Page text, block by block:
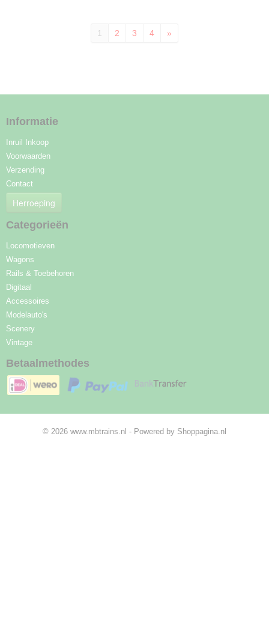
1 2 3 4 »
Informatie
Inruil Inkoop
Voorwaarden
Verzending
Contact
Herroeping
Categorieën
Locomotieven
Wagons
Rails & Toebehoren
Digitaal
Accessoires
Modelauto's
Scenery
Vintage
Betaalmethodes
© 2026 www.mbtrains.nl - Powered by Shoppagina.nl